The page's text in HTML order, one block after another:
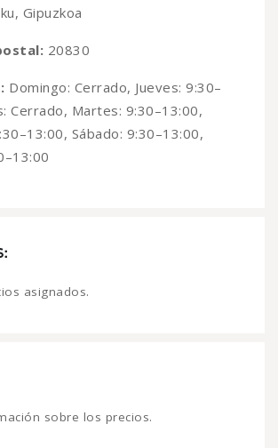
Gipuzkoa
20830
Domingo: Cerrado, Jueves: 9:30–
Cerrado, Martes: 9:30–13:00,
Sábado: 9:30–13:00,
asignados.
sobre los precios.